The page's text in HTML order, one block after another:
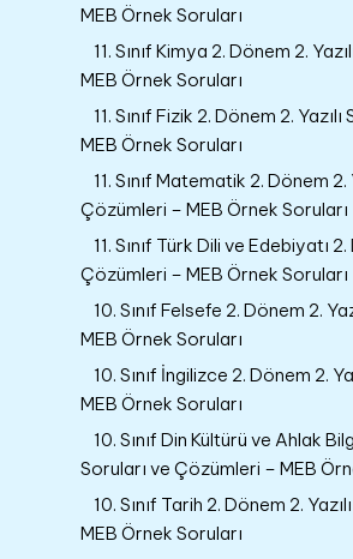
MEB Örnek Soruları
11. Sınıf Kimya 2. Dönem 2.
MEB Örnek Soruları
11. Sınıf Fizik 2. Dönem 2.
MEB Örnek Soruları
11. Sınıf Matematik 2. Dönem 2.
Çözümleri – MEB Örnek Soruları
11. Sınıf Türk Dili ve Edebiyatı
Çözümleri – MEB Örnek Soruları
10. Sınıf Felsefe 2. Dönem 2.
MEB Örnek Soruları
10. Sınıf İngilizce 2. Dönem 2.
MEB Örnek Soruları
10. Sınıf Din Kültürü ve Ahlak
Soruları ve Çözümleri – MEB
10. Sınıf Tarih 2. Dönem 2.
MEB Örnek Soruları